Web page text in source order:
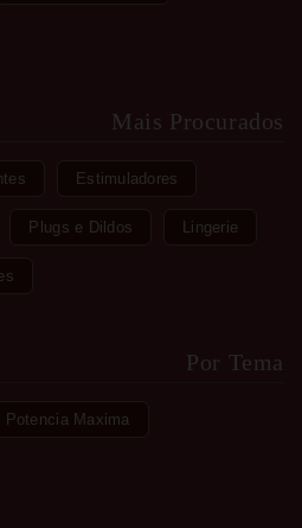
Mais Procurados
Estimuladores
Plugs e Dildos Lingerie
Por Tema
Potencia Maxima